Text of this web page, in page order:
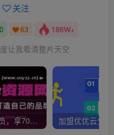
关注
0 63 186W+
让我看清整片天空
加入VIP会员，享70%的推广提成，免费学习多种网上创业课程，菜鸟秒变大神！